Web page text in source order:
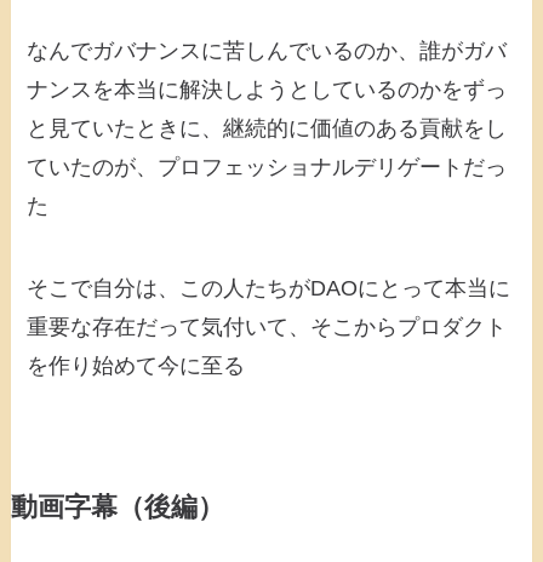
なんでガバナンスに苦しんでいるのか、誰がガバ
ナンスを本当に解決しようとしているのかをずっ
と見ていたときに、継続的に価値のある貢献をし
ていたのが、プロフェッショナルデリゲートだっ
た
そこで自分は、この人たちがDAOにとって本当に
重要な存在だって気付いて、そこからプロダクト
を作り始めて今に至る
動画字幕（後編）